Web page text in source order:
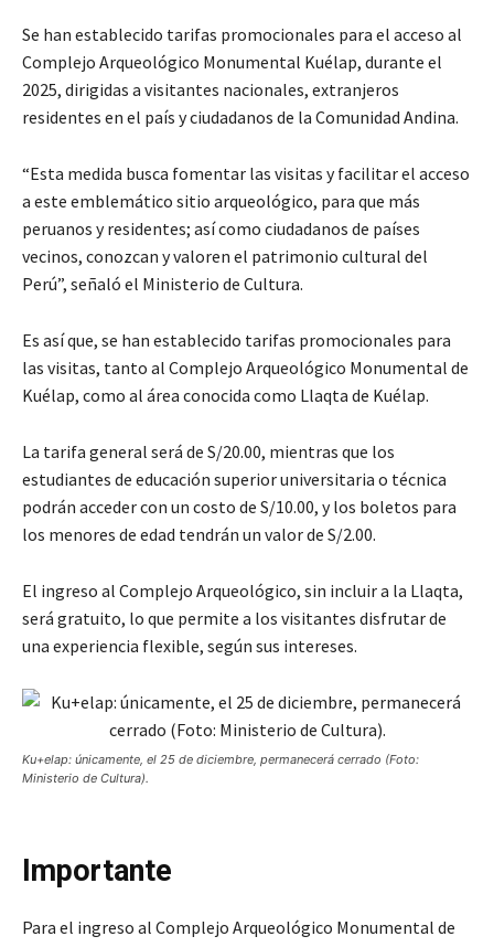
Se han establecido tarifas promocionales para el acceso al
Complejo Arqueológico Monumental Kuélap, durante el
2025, dirigidas a visitantes nacionales, extranjeros
residentes en el país y ciudadanos de la Comunidad Andina.
“Esta medida busca fomentar las visitas y facilitar el acceso
a este emblemático sitio arqueológico, para que más
peruanos y residentes; así como ciudadanos de países
vecinos, conozcan y valoren el patrimonio cultural del
Perú”, señaló el Ministerio de Cultura.
Es así que, se han establecido tarifas promocionales para
las visitas, tanto al Complejo Arqueológico Monumental de
Kuélap, como al área conocida como Llaqta de Kuélap.
La tarifa general será de S/20.00, mientras que los
estudiantes de educación superior universitaria o técnica
podrán acceder con un costo de S/10.00, y los boletos para
los menores de edad tendrán un valor de S/2.00.
El ingreso al Complejo Arqueológico, sin incluir a la Llaqta,
será gratuito, lo que permite a los visitantes disfrutar de
una experiencia flexible, según sus intereses.
Ku+elap: únicamente, el 25 de diciembre, permanecerá cerrado (Foto:
Ministerio de Cultura).
Importante
Para el ingreso al Complejo Arqueológico Monumental de